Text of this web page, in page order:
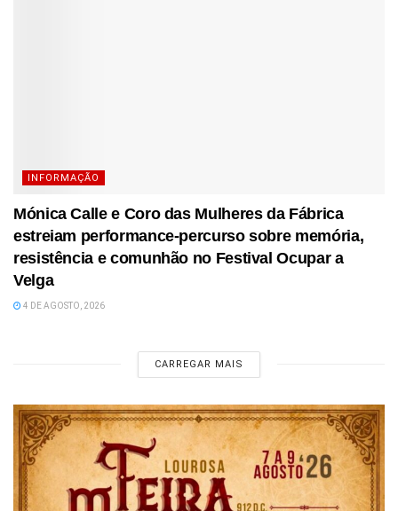
INFORMAÇÃO
Mónica Calle e Coro das Mulheres da Fábrica
estreiam performance-percurso sobre memória,
resistência e comunhão no Festival Ocupar a
Velga
4 DE AGOSTO, 2026
CARREGAR MAIS